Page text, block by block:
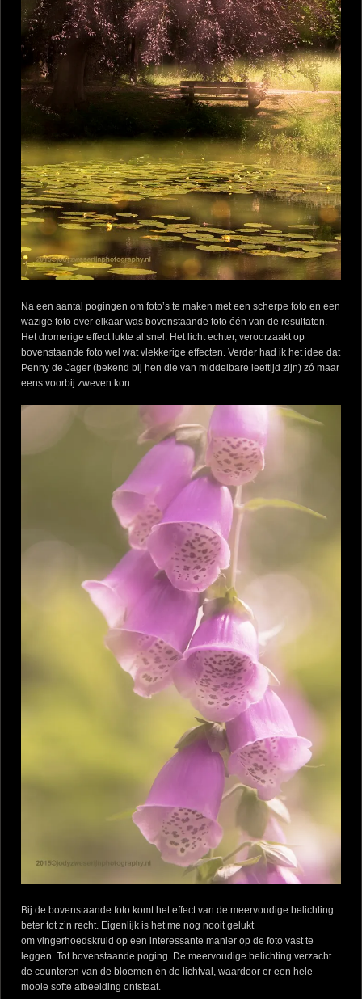
Na een aantal pogingen om foto’s te maken met een scherpe foto en een
wazige foto over elkaar was bovenstaande foto één van de resultaten.
Het dromerige effect lukte al snel. Het licht echter, veroorzaakt op
bovenstaande foto wel wat vlekkerige effecten. Verder had ik het idee dat
Penny de Jager (bekend bij hen die van middelbare leeftijd zijn) zó maar
eens voorbij zweven kon…..
Bij de bovenstaande foto komt het effect van de meervoudige belichting
beter tot z’n recht. Eigenlijk is het me nog nooit gelukt
om vingerhoedskruid op een interessante manier op de foto vast te
leggen. Tot bovenstaande poging. De meervoudige belichting verzacht
de counteren van de bloemen én de lichtval, waardoor er een hele
mooie softe afbeelding ontstaat.